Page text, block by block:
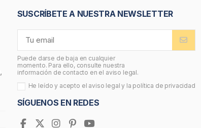
SUSCRÍBETE A NUESTRA NEWSLETTER
Puede darse de baja en cualquier
momento. Para ello, consulte nuestra
información de contacto en el aviso legal.
He leído y acepto el aviso legal y la política de privacidad
SÍGUENOS EN REDES